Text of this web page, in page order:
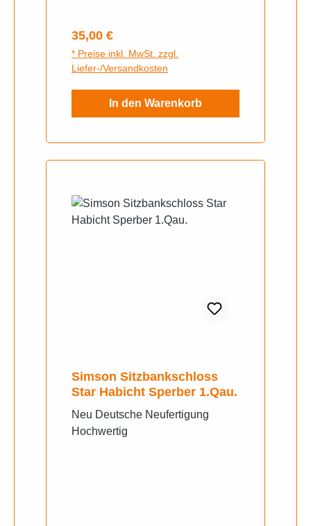
Regulärer Preis:
35,00 €
* Preise inkl. MwSt. zzgl.
Liefer-/Versandkosten
In den Warenkorb
Simson Sitzbankschloss
Star Habicht Sperber 1.Qau.
Neu Deutsche Neufertigung
Hochwertig